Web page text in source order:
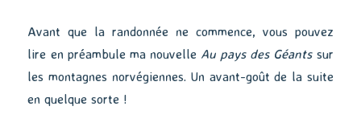
Avant que la randonnée ne commence, vous pouvez
lire en préambule ma nouvelle Au pays des Géants sur
les montagnes norvégiennes. Un avant-goût de la suite
en quelque sorte !